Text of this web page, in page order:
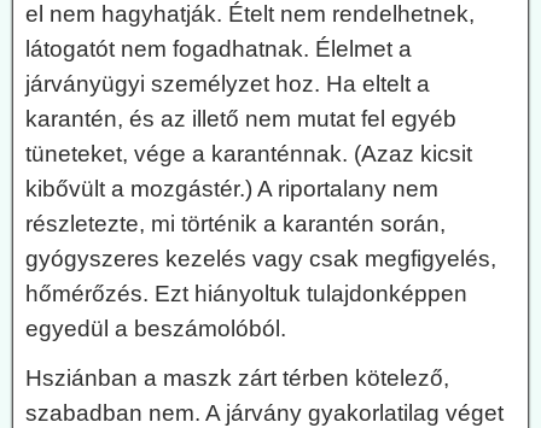
el nem hagyhatják. Ételt nem rendelhetnek,
látogatót nem fogadhatnak. Élelmet a
járványügyi személyzet hoz. Ha eltelt a
karantén, és az illető nem mutat fel egyéb
tüneteket, vége a karanténnak. (Azaz kicsit
kibővült a mozgástér.) A riportalany nem
részletezte, mi történik a karantén során,
gyógyszeres kezelés vagy csak megfigyelés,
hőmérőzés. Ezt hiányoltuk tulajdonképpen
egyedül a beszámolóból.
Hsziánban a maszk zárt térben kötelező,
szabadban nem. A járvány gyakorlatilag véget